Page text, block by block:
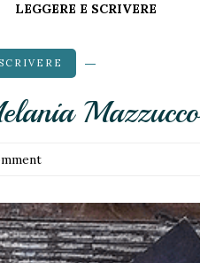
LEGGERE E SCRIVERE
Mazzucco